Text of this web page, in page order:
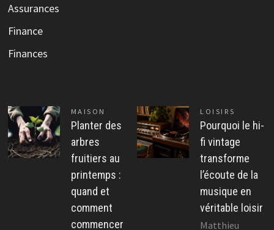
Assurances
Finance
Finances
MAISON
Planter des
arbres
fruitiers au
printemps :
quand et
comment
commencer
LOISIRS
Pourquoi le hi-
fi vintage
transforme
l’écoute de la
musique en
véritable loisir
Matthieu